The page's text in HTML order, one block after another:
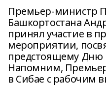
Премьер-министр
Башкортостана
принял участие в
мероприятии,
предстоящему Дню
Напомним,
в Сибае с рабочим